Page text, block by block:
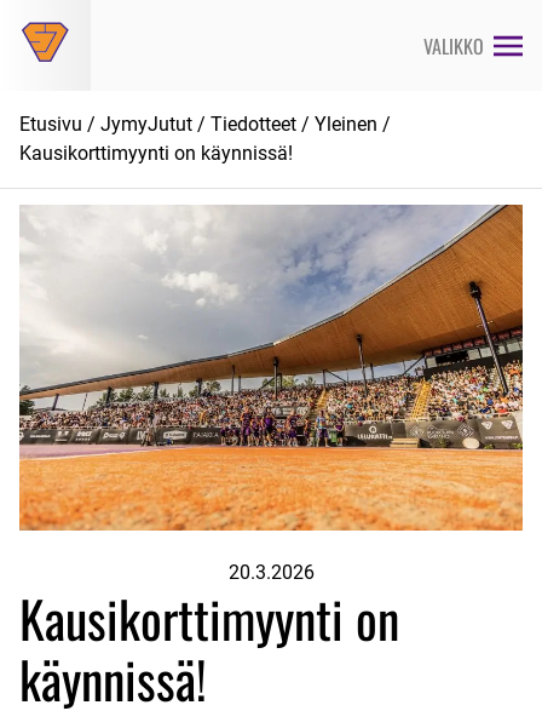
suoraan
VALIKKO
Etusivu / JymyJutut / Tiedotteet / Yleinen /
Kausikorttimyynti on käynnissä!
20.3.2026
Kausikorttimyynti on
käynnissä!